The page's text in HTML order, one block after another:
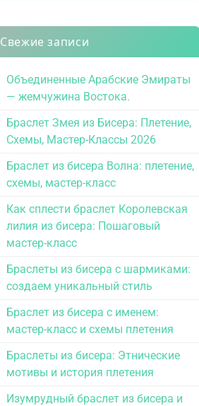
Свежие записи
Объединенные Арабские Эмираты
— жемчужина Востока.
Браслет Змея из Бисера: Плетение,
Схемы, Мастер-Классы 2026
Браслет из бисера Волна: плетение,
схемы, мастер-класс
Как сплести браслет Королевская
лилия из бисера: Пошаговый
мастер-класс
Браслеты из бисера с шармиками:
создаем уникальный стиль
Браслет из бисера с именем:
мастер-класс и схемы плетения
Браслеты из бисера: Этнические
мотивы и история плетения
Изумрудный браслет из бисера и